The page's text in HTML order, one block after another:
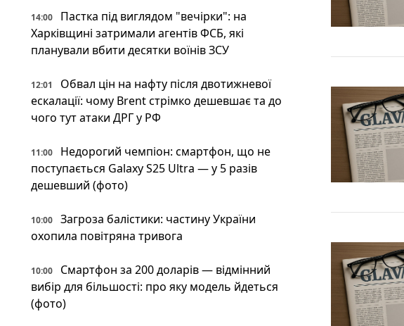
14:00
Пастка під виглядом "вечірки": на
Харківщині затримали агентів ФСБ, які
планували вбити десятки воїнів ЗСУ
12:01
Обвал цін на нафту після двотижневої
ескалації: чому Brent стрімко дешевшає та до
чого тут атаки ДРГ у РФ
11:00
Недорогий чемпіон: смартфон, що не
поступається Galaxy S25 Ultra — у 5 разів
дешевший (фото)
10:00
Загроза балістики: частину України
охопила повітряна тривога
10:00
Смартфон за 200 доларів — відмінний
вибір для більшості: про яку модель йдеться
(фото)